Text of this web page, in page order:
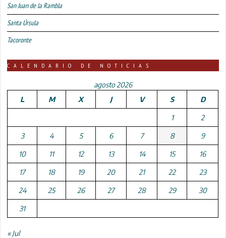
San Juan de la Rambla
Santa Úrsula
Tacoronte
CALENDARIO DE NOTICIAS
agosto 2026
L
M X J V S D
1 2
3 4 5 6 7 8 9
10 11 12 13 14 15 16
17 18 19 20 21 22 23
24 25 26 27 28 29 30
31
« Jul